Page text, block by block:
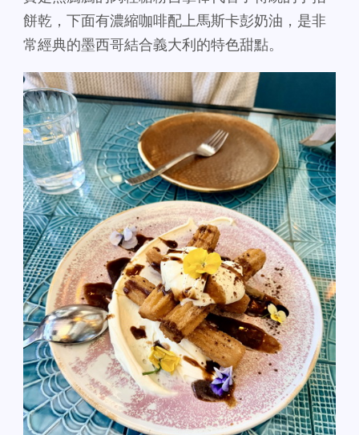
餅乾，下面有濃縮咖啡配上馬斯卡彭奶油，是非
常經典的墨西哥結合義大利的特色甜點。